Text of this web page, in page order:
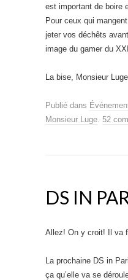
est important de boire
Pour ceux qui
jeter vos déchêts
image du gamer du
La bise, Monsieur Luge.
Publié dans
Monsieur Luge 52
DS IN
Allez! On y croit! Il va
La prochaine DS in
ça qu’elle va se